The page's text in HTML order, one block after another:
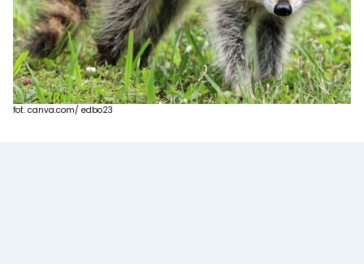
fot. canva.com/ edbo23